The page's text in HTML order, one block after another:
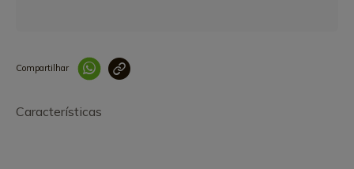
Compartilhar
Características